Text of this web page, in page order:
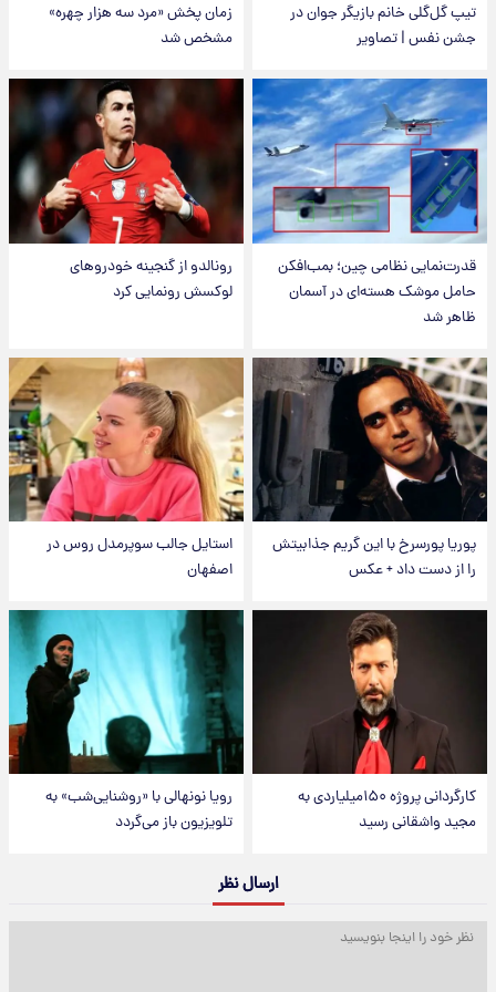
تیپ گل‌گلی خانم بازیگر جوان در
جشن نفس | تصاویر
زمان پخش «مرد سه هزار چهره»
مشخص شد
قدرت‌نمایی نظامی چین؛ بمب‌افکن
حامل موشک هسته‌ای در آسمان
ظاهر شد
رونالدو از گنجینه خودروهای
لوکسش رونمایی کرد
پوریا پورسرخ با این گریم جذابیتش
را از دست داد + عکس
استایل جالب سوپرمدل روس در
اصفهان
کارگردانی پروژه ۱۵۰میلیاردی به
مجید واشقانی رسید
رویا نونهالی با «روشنایی‌شب» به
تلویزیون باز می‌گردد
ارسال نظر